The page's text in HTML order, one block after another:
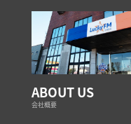
ABOUT US
会社概要